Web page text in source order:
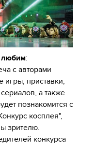
любим:
с авторами
игры, приставки,
а также
познакомится с
косплея",
зрителю.
конкурса